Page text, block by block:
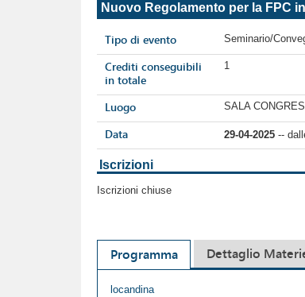
Nuovo Regolamento per la FPC
Tipo di evento Seminario/
Crediti conseguibili
in totale
1
Luogo SALA
Data 29-04-2025 --
Iscrizioni
Iscrizioni chiuse
Programma Dettaglio
locandina